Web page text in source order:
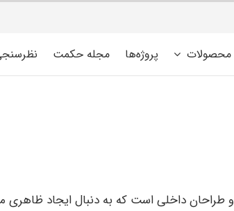
محصولات پروژه‌ها مجله حکمت
و طراحان داخلی است که به دنبال ایجاد ظاهری